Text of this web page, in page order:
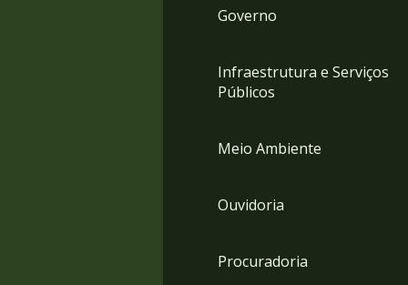
Governo
Infraestrutura e Serviços
Públicos
Meio Ambiente
Ouvidoria
Procuradoria